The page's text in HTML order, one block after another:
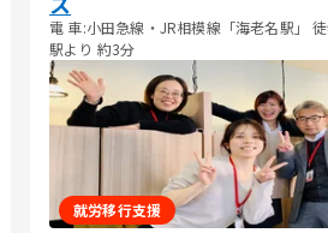
電 車:小田急線・JR相模線「海老名駅」
駅より 約3分
就労移行支援